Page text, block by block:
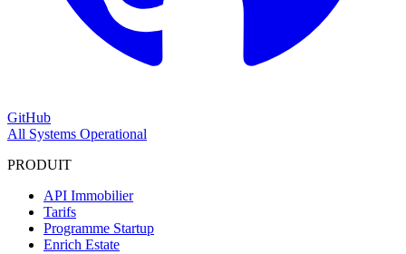
GitHub
All Systems Operational
PRODUIT
API Immobilier
Tarifs
Programme Startup
Enrich Estate